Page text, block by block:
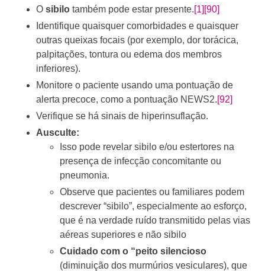
O sibilo também pode estar presente.[1] [90]
Identifique quaisquer comorbidades e quaisquer
outras queixas focais (por exemplo, dor torácica,
palpitações, tontura ou edema dos membros
inferiores).
Monitore o paciente usando uma pontuação de
alerta precoce, como a pontuação NEWS2.[92]
Verifique se há sinais de hiperinsuflação.
Ausculte:
Isso pode revelar sibilo e/ou estertores na
presença de infecção concomitante ou
pneumonia.
Observe que pacientes ou familiares podem
descrever “sibilo”, especialmente ao esforço,
que é na verdade ruído transmitido pelas vias
aéreas superiores e não sibilo
Cuidado com o “peito silencioso
(diminuição dos murmúrios vesiculares), que